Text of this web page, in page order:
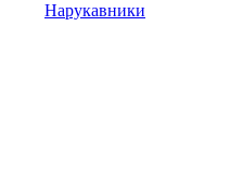
Нарукавники